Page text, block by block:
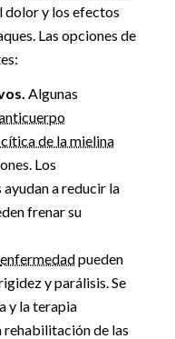
dolor y los efectos
Las opciones de
Algunas
de la mielina
Los
a reducir la
frenar su
enfermedadpueden
y parálisis. Se
y la terapia
rehabilitación de las